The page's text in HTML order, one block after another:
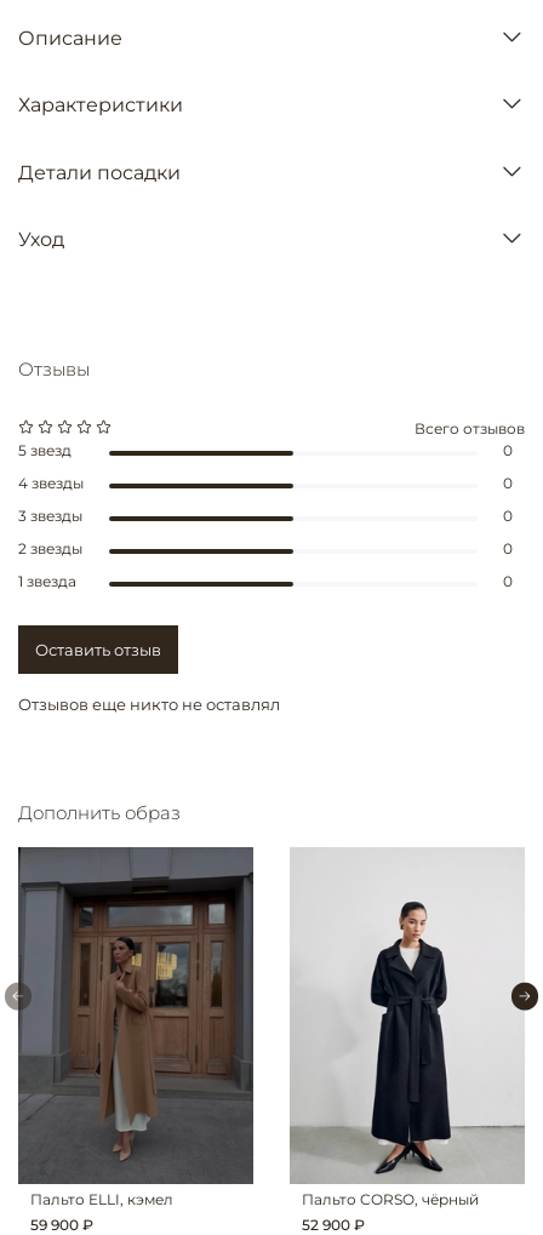
Описание
Характеристики
Детали посадки
Уход
Отзывы
Отзывов еще никто не оставлял
Всего отзывов
5 звезд
0
4 звезды
0
3 звезды
0
2 звезды
0
1 звезда
0
Оставить отзыв
Дополнить образ
Пальто ELLI, кэмел
59 900 ₽
Пальто CORSO, чёрный
52 900 ₽